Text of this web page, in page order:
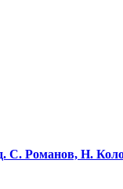
С. Романов, Н.